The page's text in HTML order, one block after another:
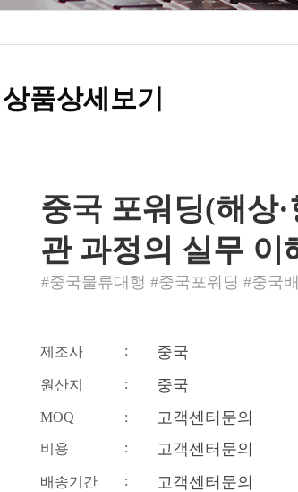
상품상세보기
중국 포워딩(해상
관 과정의 실무 이
#중국물류대행 #중국포워딩 #중국
제조사 : 중국
원산지 : 중국
MOQ : 고객센터문의
비용 : 고객센터문의
배송기간 : 고객센터문의